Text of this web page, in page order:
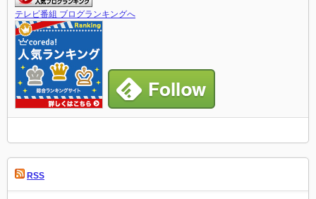
テレビ番組 ブログランキングへ
RSS